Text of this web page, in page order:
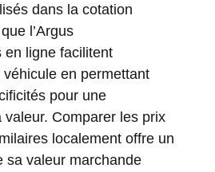
dans la cotation
l’Argus
en ligne facilitent
véhicule en permettant
pour une
valeur. Comparer les prix
localement offre un
sa valeur marchande